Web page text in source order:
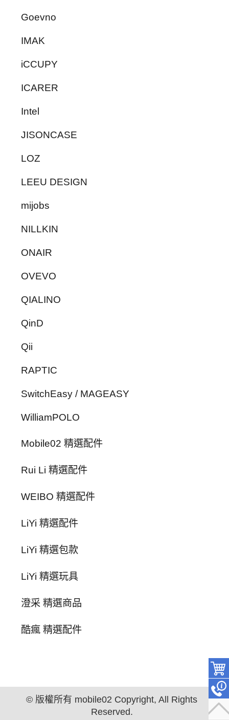
Goevno
IMAK
iCCUPY
ICARER
Intel
JISONCASE
LOZ
LEEU DESIGN
mijobs
NILLKIN
ONAIR
OVEVO
QIALINO
QinD
Qii
RAPTIC
SwitchEasy / MAGEASY
WilliamPOLO
Mobile02 精選配件
Rui Li 精選配件
WEIBO 精選配件
LiYi 精選配件
LiYi 精選包款
LiYi 精選玩具
澄采 精選商品
酷瘋 精選配件
© 版權所有 mobile02 Copyright, All Rights
Reserved.